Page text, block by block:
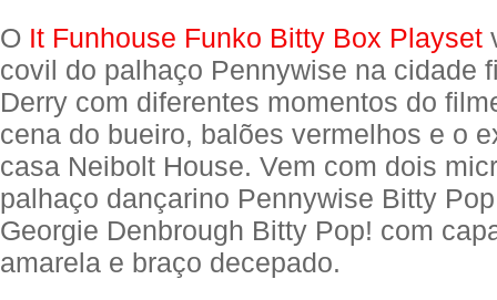
O It Funhouse Funko Bitty Box Playset
covil do palhaço Pennywise na cidade
Derry com diferentes momentos do
cena do bueiro, balões vermelhos e o
casa Neibolt House. Vem com dois
palhaço dançarino Pennywise Bitty
Georgie Denbrough Bitty Pop! com
amarela e braço decepado.